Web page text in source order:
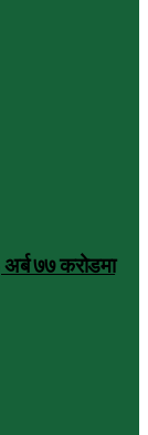
७७ करोडमा